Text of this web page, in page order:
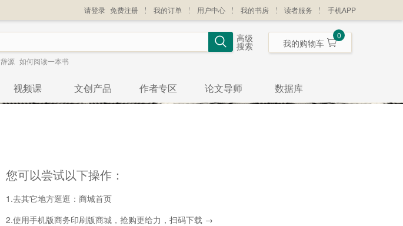
请登录 免费注册 我的订单 用户中心 我的书房 读者服务 手机APP
高级
搜索
辞源 如何阅读一本书
我的购物车
0
视频课 文创产品 作者专区 论文导师 数据库
您可以尝试以下操作：
1.去其它地方逛逛： 商城首页
2.使用手机版商务印刷版商城，抢购更给力，扫码下载 →